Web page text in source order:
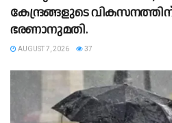
കേന്ദ്രങ്ങളുടെ
ഭരണാനുമതി.
AUGUST 7, 2026 37